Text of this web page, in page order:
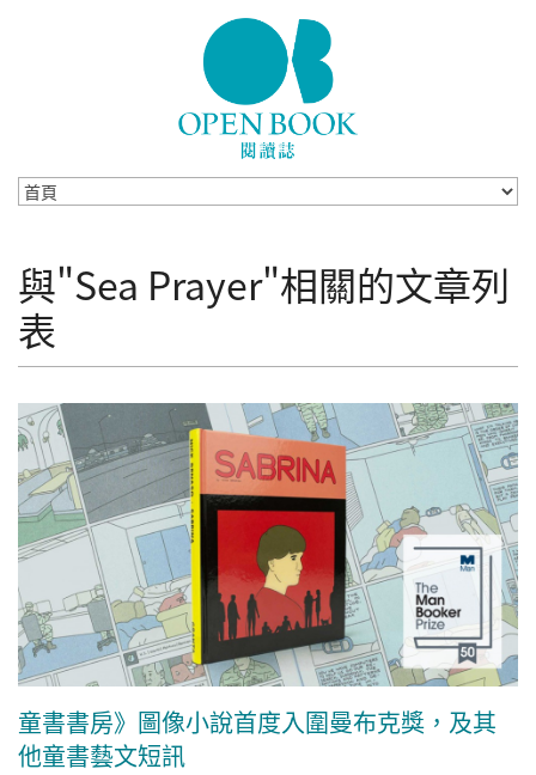
與"Sea Prayer"相關的文章列
表
童書書房》圖像小說首度入圍曼布克獎，及其
他童書藝文短訊